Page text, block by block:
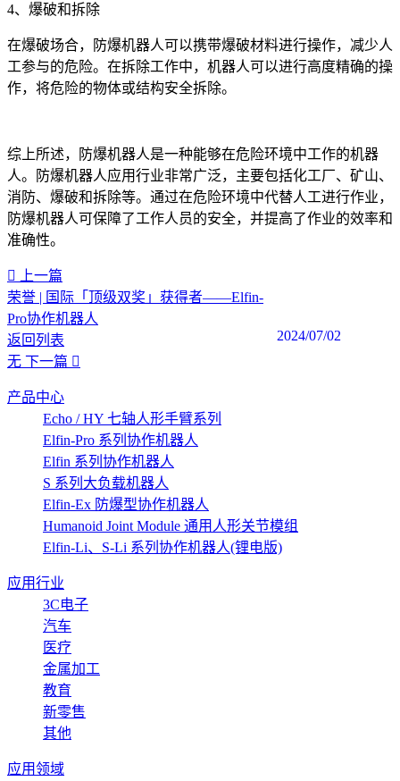
4、爆破和拆除
在爆破场合，防爆机器人可以携带爆破材料进行操作，减少人
工参与的危险。在拆除工作中，机器人可以进行高度精确的操
作，将危险的物体或结构安全拆除。
综上所述，防爆机器人是一种能够在危险环境中工作的机器
人。防爆机器人应用行业非常广泛，主要包括化工厂、矿山、
消防、爆破和拆除等。通过在危险环境中代替人工进行作业，
防爆机器人可保障了工作人员的安全，并提高了作业的效率和
准确性。‍
上一篇
荣誉 | 国际「顶级双奖」获得者——Elfin-
Pro协作机器人
2024/07/02
返回列表
无 下一篇
产品中心
Echo / HY 七轴人形手臂系列
Elfin-Pro 系列协作机器人
Elfin 系列协作机器人
S 系列大负载机器人
Elfin-Ex 防爆型协作机器人
Humanoid Joint Module 通用人形关节模组
Elfin-Li、S-Li 系列协作机器人(锂电版)
应用行业
3C电子
汽车
医疗
金属加工
教育
新零售
其他
应用领域